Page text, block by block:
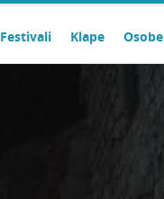
Festivali Klape Osobe